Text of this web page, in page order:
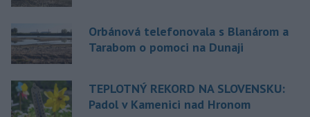
Orbánová telefonovala s Blanárom a
Tarabom o pomoci na Dunaji
TEPLOTNÝ REKORD NA SLOVENSKU:
Padol v Kamenici nad Hronom